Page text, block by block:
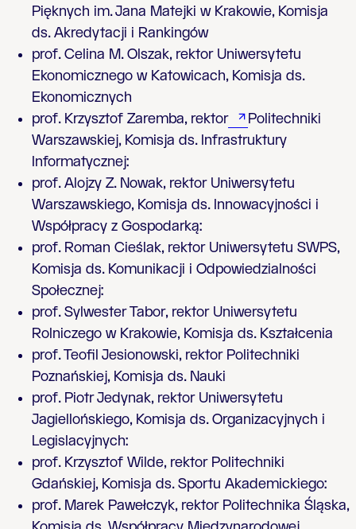
Pięknych im. Jana Matejki w Krakowie, Komisja
ds. Akredytacji i Rankingów
prof. Celina M. Olszak, rektor Uniwersytetu
Ekonomicznego w Katowicach, Komisja ds.
Ekonomicznych
prof. Krzysztof Zaremba, rektor
Politechniki
Warszawskiej, Komisja ds. Infrastruktury
Informatycznej:
prof. Alojzy Z. Nowak, rektor Uniwersytetu
Warszawskiego, Komisja ds. Innowacyjności i
Współpracy z Gospodarką:
prof. Roman Cieślak, rektor Uniwersytetu SWPS,
Komisja ds. Komunikacji i Odpowiedzialności
Społecznej:
prof. Sylwester Tabor, rektor Uniwersytetu
Rolniczego w Krakowie, Komisja ds. Kształcenia
prof. Teofil Jesionowski, rektor Politechniki
Poznańskiej, Komisja ds. Nauki
prof. Piotr Jedynak, rektor Uniwersytetu
Jagiellońskiego, Komisja ds. Organizacyjnych i
Legislacyjnych:
prof. Krzysztof Wilde, rektor Politechniki
Gdańskiej, Komisja ds. Sportu Akademickiego:
prof. Marek Pawełczyk, rektor Politechnika Śląska,